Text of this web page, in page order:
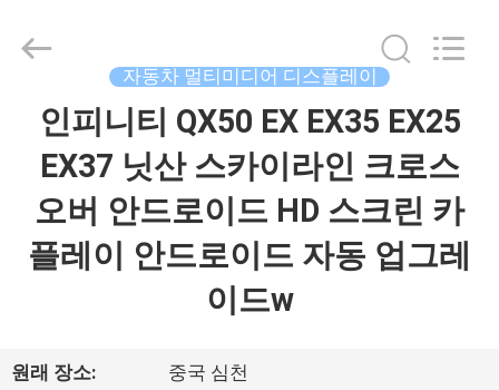
영
2015
Automobile
자동차 멀티미디어 디스플레이
인피니티 QX50 EX EX35 EX25
EX37 닛산 스카이라인 크로스
오버 안드로이드 HD 스크린 카
플레이 안드로이드 자동 업그레
이드w
원래 장소: 중국 심천